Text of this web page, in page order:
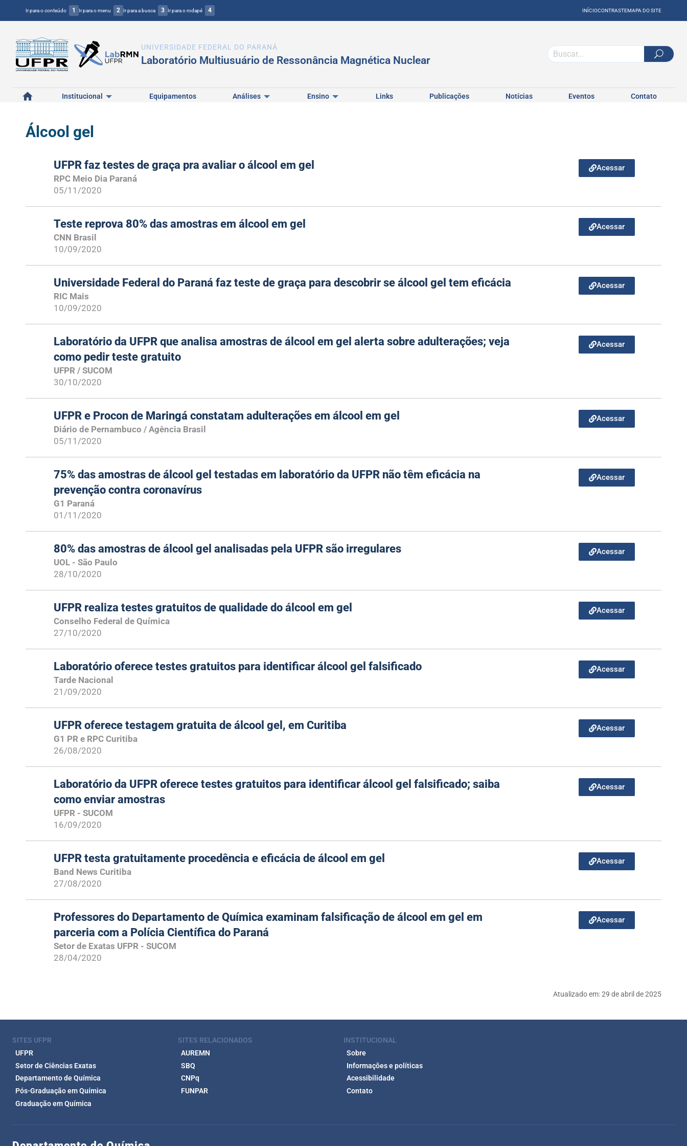
Ir para o conteúdo 1 Ir para o menu 2 Ir para a busca 3 Ir para o rodapé 4 INÍCIOCONTRASTEMAPA DO SITE
UNIVERSIDADE FEDERAL DO PARANÁ
Laboratório Multiusuário de Ressonância Magnética Nuclear
Início Institucional Equipamentos Análises Ensino Links Publicações Notícias Eventos Contato
Álcool gel
UFPR faz testes de graça pra avaliar o álcool em gel
RPC Meio Dia Paraná
05/11/2020
Acessar
Teste reprova 80% das amostras em álcool em gel
CNN Brasil
10/09/2020
Acessar
Universidade Federal do Paraná faz teste de graça para descobrir se álcool gel tem eficácia
RIC Mais
10/09/2020
Acessar
Laboratório da UFPR que analisa amostras de álcool em gel alerta sobre adulterações; veja
como pedir teste gratuito
UFPR / SUCOM
30/10/2020
Acessar
UFPR e Procon de Maringá constatam adulterações em álcool em gel
Diário de Pernambuco / Agência Brasil
05/11/2020
Acessar
75% das amostras de álcool gel testadas em laboratório da UFPR não têm eficácia na
prevenção contra coronavírus
G1 Paraná
01/11/2020
Acessar
80% das amostras de álcool gel analisadas pela UFPR são irregulares
UOL - São Paulo
28/10/2020
Acessar
UFPR realiza testes gratuitos de qualidade do álcool em gel
Conselho Federal de Química
27/10/2020
Acessar
Laboratório oferece testes gratuitos para identificar álcool gel falsificado
Tarde Nacional
21/09/2020
Acessar
UFPR oferece testagem gratuita de álcool gel, em Curitiba
G1 PR e RPC Curitiba
26/08/2020
Acessar
Laboratório da UFPR oferece testes gratuitos para identificar álcool gel falsificado; saiba
como enviar amostras
UFPR - SUCOM
16/09/2020
Acessar
UFPR testa gratuitamente procedência e eficácia de álcool em gel
Band News Curitiba
27/08/2020
Acessar
Professores do Departamento de Química examinam falsificação de álcool em gel em
parceria com a Polícia Científica do Paraná
Setor de Exatas UFPR - SUCOM
28/04/2020
Acessar
Atualizado em:29 de abril de 2025
SITES UFPR
UFPR
Setor de Ciências Exatas
Departamento de Química
Pós-Graduação em Química
Graduação em Química
SITES RELACIONADOS
AUREMN
SBQ
CNPq
FUNPAR
INSTITUCIONAL
Sobre
Informações e políticas
Acessibilidade
Contato